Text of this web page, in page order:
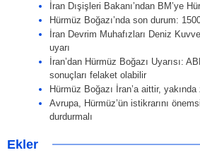
İran Dışişleri Bakanı’ndan BM’ye
Hürmüz Boğazı’nda son durum:
İran Devrim Muhafızları Deniz
uyarı
İran’dan Hürmüz Boğazı Uyarısı:
sonuçları felaket olabilir
Hürmüz Boğazı İran’a aittir,
Avrupa, Hürmüz’ün istikrarını
durdurmalı
Ekler